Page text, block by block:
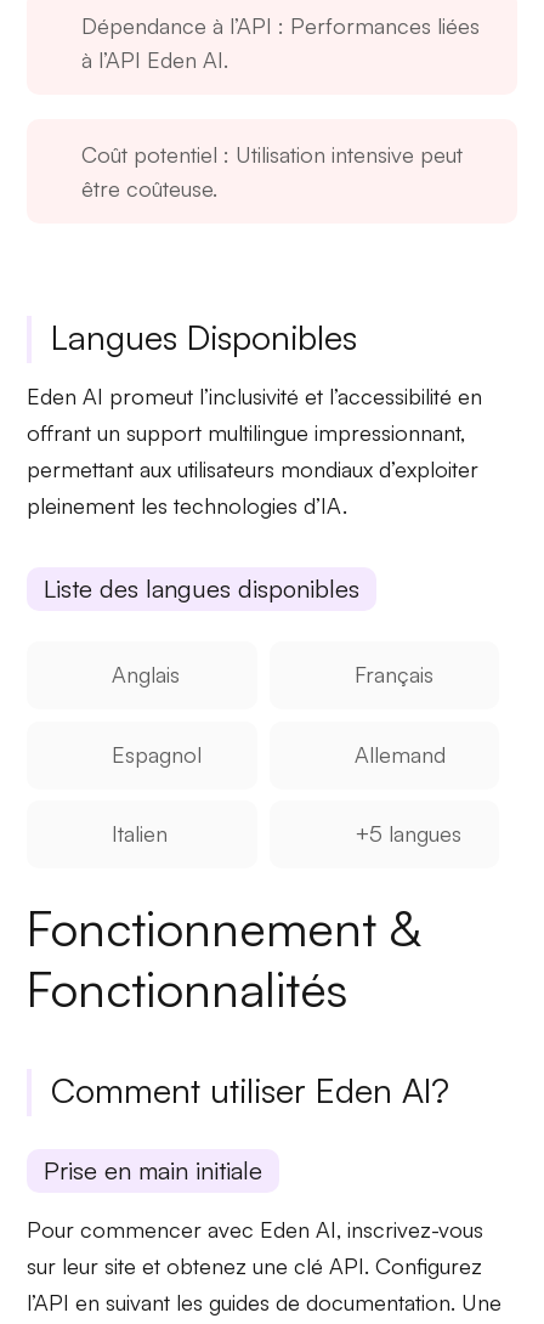
Dépendance à l’API : Performances liées
à l’API Eden AI.
Coût potentiel : Utilisation intensive peut
être coûteuse.
Langues Disponibles
Eden AI promeut l’inclusivité et l’accessibilité en
offrant unsupport multilingue impressionnant,
permettant aux utilisateurs mondiaux d’exploiter
pleinement les technologies d’IA.
Liste des langues disponibles
Anglais Français
Espagnol Allemand
Italien +5 langues
Fonctionnement &
Fonctionnalités
Comment utiliser Eden AI?
Prise en main initiale
Pour commencer avec Eden AI, inscrivez-vous
sur leur site et obtenez uneclé API. Configurez
l’API en suivant les guides de documentation. Une